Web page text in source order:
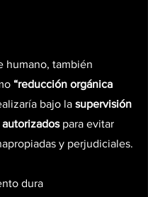
humano, también
“reducción orgánica
bajo la supervisión
para evitar
y perjudiciales.
dura